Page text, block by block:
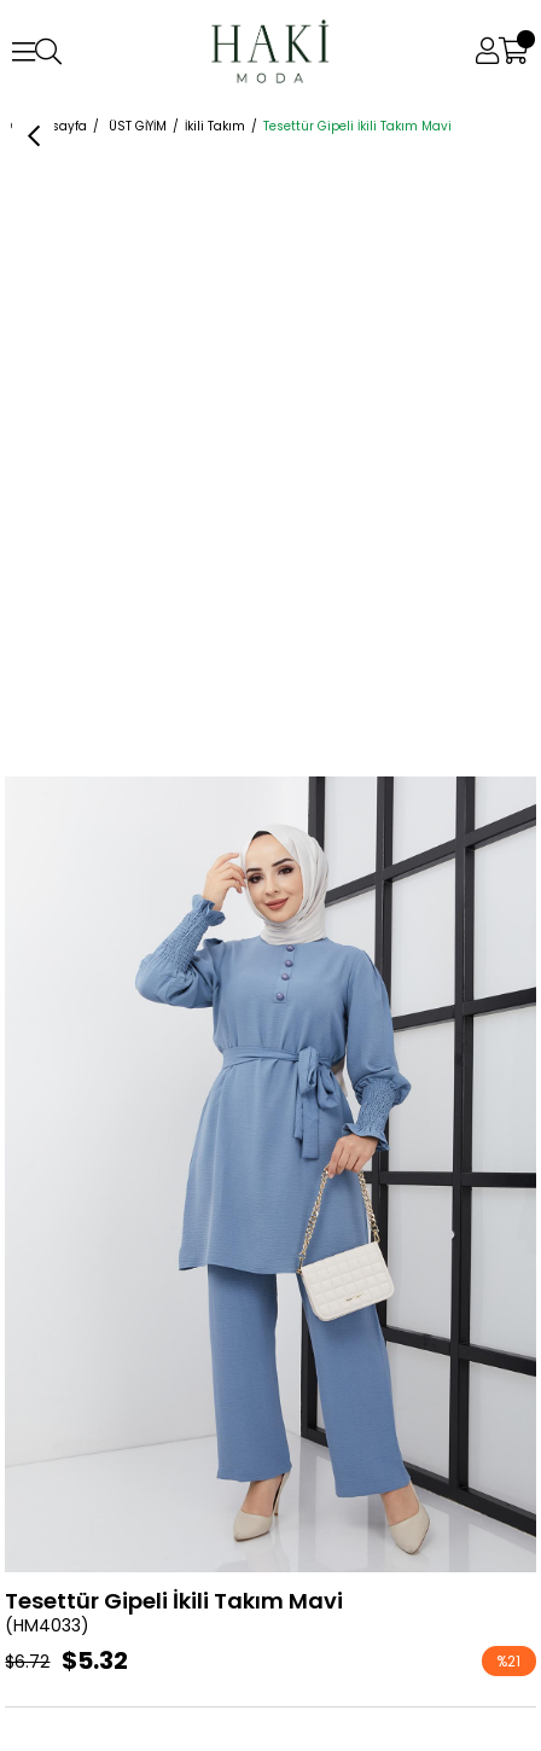
Anasayfa ÜST GİYİM İkili Takım Tesettür Gipeli İkili Takım Mavi
Tesettür Gipeli İkili Takım Mavi
(HM4033)
%21
$6.72 $5.32